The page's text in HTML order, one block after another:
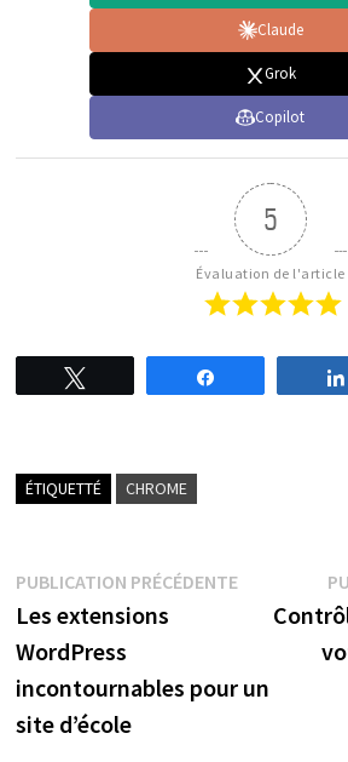
Claude
Grok
Copilot
5
Évaluation de l'article
ÉTIQUETTÉ CHROME
Navigation
de
l’article
PUBLICATION PRÉCÉDENTEPublication
précédente :
Les extensions
WordPress
incontournables pour un
site d’école